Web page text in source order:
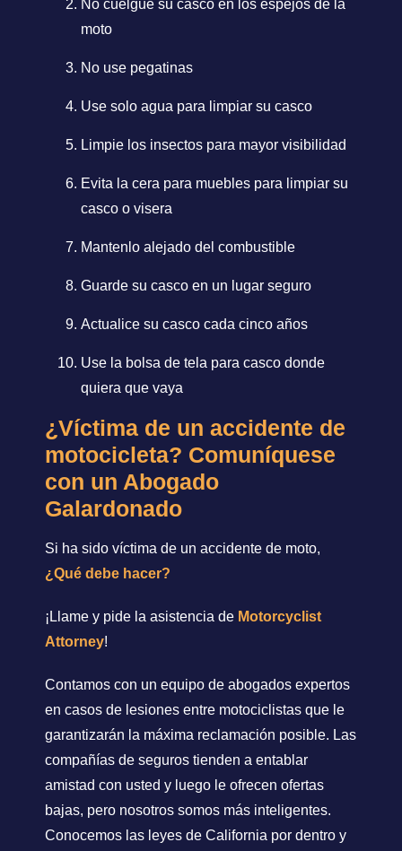
No cuelgue su casco en los espejos de la
moto
No use pegatinas
Use solo agua para limpiar su casco
Limpie los insectos para mayor visibilidad
Evita la cera para muebles para limpiar su
casco o visera
Mantenlo alejado del combustible
Guarde su casco en un lugar seguro
Actualice su casco cada cinco años
Use la bolsa de tela para casco donde
quiera que vaya
¿Víctima de un accidente de
motocicleta? Comuníquese
con un Abogado
Galardonado
Si ha sido víctima de un accidente de moto,
¿Qué debe hacer?
¡Llame y pide la asistencia de Motorcyclist
Attorney!
Contamos con un equipo de abogados expertos
en casos de lesiones entre motociclistas que le
garantizarán la máxima reclamación posible. Las
compañías de seguros tienden a entablar
amistad con usted y luego le ofrecen ofertas
bajas, pero nosotros somos más inteligentes.
Conocemos las leyes de California por dentro y